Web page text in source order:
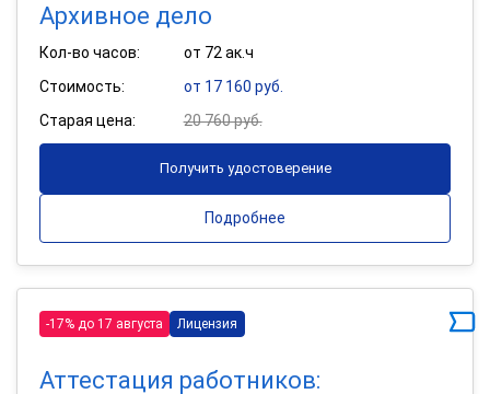
Архивное дело
Кол-во часов:
от 72 ак.ч
Стоимость:
от 17 160 руб.
Старая цена:
20 760 руб.
Получить удостоверение
Подробнее
-17% до 17 августа Лицензия
Аттестация работников: